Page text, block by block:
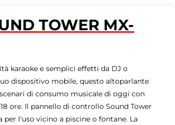
TOWER MX-
karaoke e semplici effetti da DJ o
dispositivo mobile, questo altoparlante
di consumo musicale di oggi con
ore. Il pannello di controllo Sound Tower
per l'uso vicino a piscine o fontane. La